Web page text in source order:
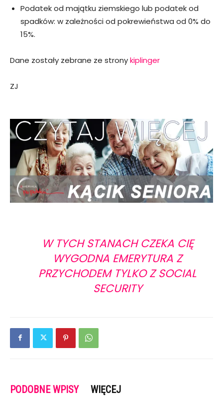
Podatek od majątku ziemskiego lub podatek od
spadków: w zależności od pokrewieństwa od 0% do
15%.
Dane zostały zebrane ze stronykiplinger
ZJ
W TYCH STANACH CZEKA CIĘ
WYGODNA EMERYTURA Z
PRZYCHODEM TYLKO Z SOCIAL
SECURITY
PODOBNE WPISY WIĘCEJ